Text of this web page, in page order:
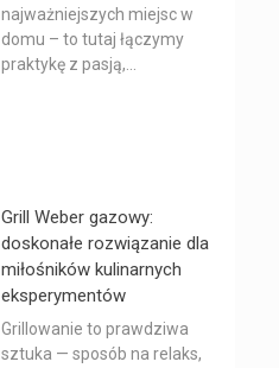
najważniejszych miejsc w
domu – to tutaj łączymy
praktykę z pasją,...
Grill Weber gazowy:
doskonałe rozwiązanie dla
miłośników kulinarnych
eksperymentów
Grillowanie to prawdziwa
sztuka — sposób na relaks,